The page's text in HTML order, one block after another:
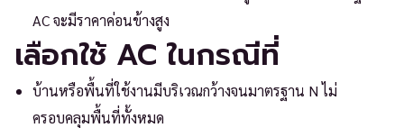
AC จะมีราคาค่อนข้างสูง
เลือกใช้ AC ในกรณีที่
บ้านหรือพื้นที่ใช้งานมีบริเวณกว้างจนมาตรฐาน N ไม่
ครอบคลุมพื้นที่ทั้งหมด